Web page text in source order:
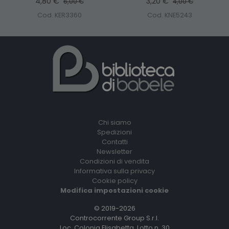
Cod. KER3360
Cod. KNE5243
Chi siamo
Spedizioni
Contatti
Newsletter
Condizioni di vendita
Informativa sulla privacy
Cookie policy
Modifica impostazioni cookie
© 2019-2026
Controcorrente Group S.r.l.